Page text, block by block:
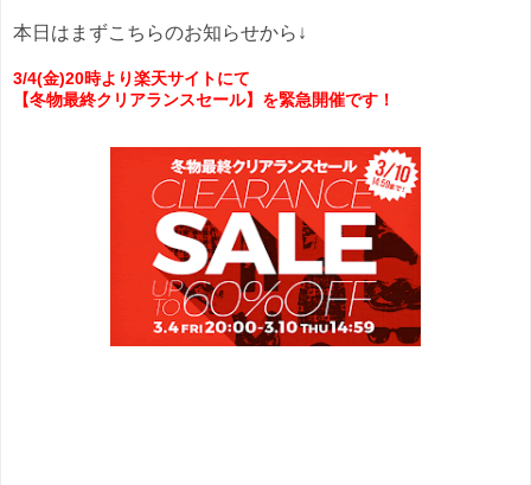
本日はまずこちらのお知らせから↓
3/4(金)20時より楽天サイトにて
【冬物最終クリアランスセール】を緊急開催です！